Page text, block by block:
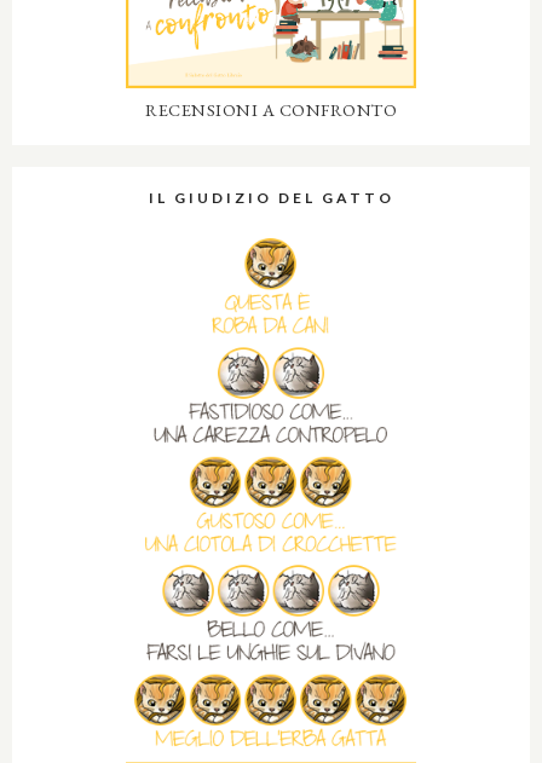
RECENSIONI A CONFRONTO
IL GIUDIZIO DEL GATTO